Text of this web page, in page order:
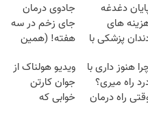
دغدغه
های
پزشکی با
جادوی درمان
جای زخم در سه
هفته! (همین
صحبت کنید)
هنوز داری با
راه میری؟
راه درمان
ویدیو هولناک از
جوان کارتن
خوابی که